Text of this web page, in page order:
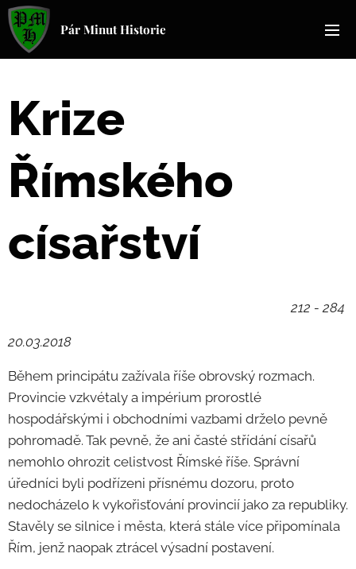
Pár Minut Historie
Krize
Římského
císařství
212 - 284
20.03.2018
Během principátu zažívala říše obrovský rozmach.
Provincie vzkvétaly a impérium prorostlé
hospodářskými i obchodními vazbami drželo pevně
pohromadě. Tak pevně, že ani časté střídání císařů
nemohlo ohrozit celistvost Římské říše. Správní
úředníci byli podřízeni přísnému dozoru, proto
nedocházelo k vykořisťování provincií jako za republiky.
Stavěly se silnice i města, která stále více připomínala
Řím, jenž naopak ztrácel výsadní postavení.